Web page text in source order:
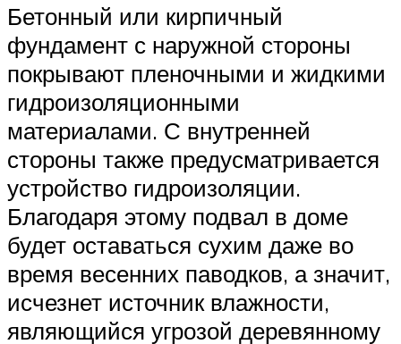
Бетонный или кирпичный
фундамент с наружной стороны
покрывают пленочными и жидкими
гидроизоляционными
материалами. С внутренней
стороны также предусматривается
устройство гидроизоляции.
Благодаря этому подвал в доме
будет оставаться сухим даже во
время весенних паводков, а значит,
исчезнет источник влажности,
являющийся угрозой деревянному